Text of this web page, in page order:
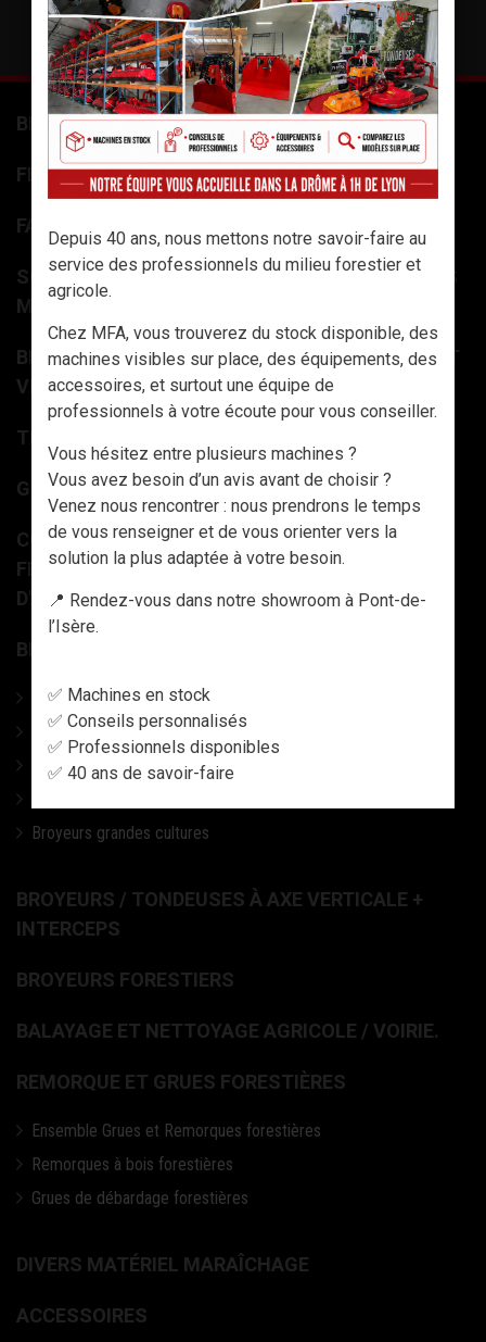
TÉLÉCHARGER LE CATALOGUE
BENNES 3 PTS
FENDEUSES À BOIS
FAGOTEUSES DE BÛCHES
SCIES CIRCULAIRES À BÛCHES ET SCIES + TAPIS
MONTE BOIS
BROYEURS / DÉCHIQUETEUSES DE BRANCHES ET
VÉGÉTAUX
TREUILS DE DÉBARDAGE / RADIOCOMMANDES
GRAPPINS À BOIS ET LAME FRONTALE
COMBINÉ BOIS DE CHAUFFAGE – SCIEUR-
FENDEUR (LAME OU GUIDE CHAÎNE) - DECK
D'ALIMENTATION
BROYEURS À AXE HORIZONTAL
Broyeurs agricoles universels
Broyeurs d'accotement
Tondeuses à lames
Broyeurs grandes cultures
BROYEURS / TONDEUSES À AXE VERTICALE +
INTERCEPS
BROYEURS FORESTIERS
BALAYAGE ET NETTOYAGE AGRICOLE / VOIRIE.
REMORQUE ET GRUES FORESTIÈRES
Ensemble Grues et Remorques forestières
Remorques à bois forestières
Grues de débardage forestières
DIVERS MATÉRIEL MARAÎCHAGE
ACCESSOIRES
Depuis 40 ans, nous mettons notre savoir-faire au
service des professionnels du milieu forestier et
agricole.
Chez MFA, vous trouverez du stock disponible, des
machines visibles sur place, des équipements, des
accessoires, et surtout une équipe de
professionnels à votre écoute pour vous conseiller.
Vous hésitez entre plusieurs machines ?
Vous avez besoin d’un avis avant de choisir ?
Venez nous rencontrer : nous prendrons le temps
de vous renseigner et de vous orienter vers la
solution la plus adaptée à votre besoin.
📍 Rendez-vous dans notre showroom à Pont-de-
l’Isère.
✅ Machines en stock
✅ Conseils personnalisés
✅ Professionnels disponibles
✅ 40 ans de savoir-faire